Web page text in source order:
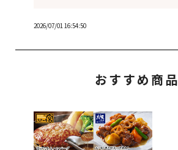
2026/07/01 16:54:50
おすすめ商品